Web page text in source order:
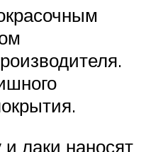
и лаки наносят